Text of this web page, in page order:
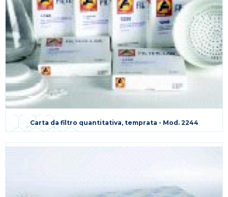
Carta da filtro quantitativa, temprata - Mod. 2244